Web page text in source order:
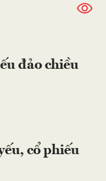
đảo chiều
cổ phiếu